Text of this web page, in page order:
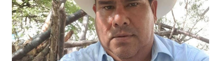
que durante los 5 años que llevan realizando la marcha
feminista la Escuela Preparatoria 3 es una de las escuelas
que más denuncias recibe por tema de acosos sexual, por lo
que decidieron acudir a la institución y acuerpar a las e...